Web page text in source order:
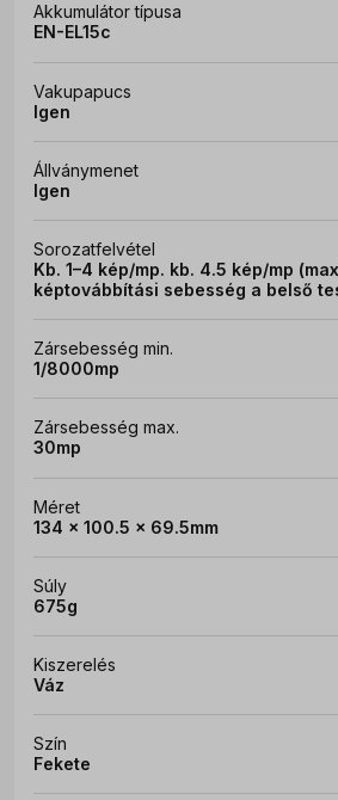
Akkumulátor típusa
EN-EL15c
Vakupapucs
Igen
Állványmenet
Igen
Sorozatfelvétel
Kb. 1–4 kép/mp. kb. 4.5 kép/mp
képtovábbítási sebesség a belső
Zársebesség min.
1/8000mp
Zársebesség max.
30mp
Méret
134 x 100.5 x 69.5mm
Súly
675g
Kiszerelés
Váz
Szín
Fekete